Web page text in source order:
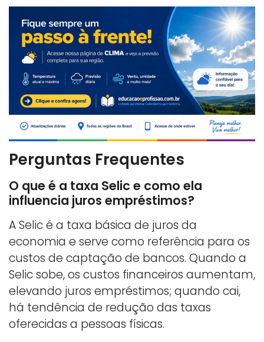
Perguntas Frequentes
O que é a taxa Selic e como ela
influencia juros empréstimos?
A Selic é a taxa básica de juros da
economia e serve como referência para os
custos de captação de bancos. Quando a
Selic sobe, os custos financeiros aumentam,
elevando juros empréstimos; quando cai,
há tendência de redução das taxas
oferecidas a pessoas físicas.